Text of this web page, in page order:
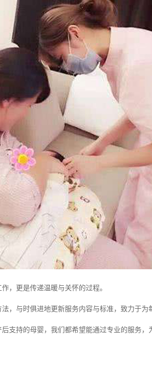
，更是传递温暖与关怀的过程。
，与时俱进地更新服务内容与标准，致力于
支持的母婴，我们都希望能通过专业的服务，